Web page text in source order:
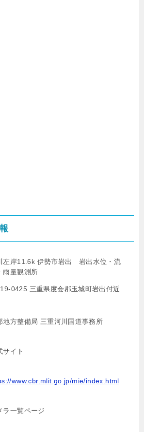
左岸11.6k 伊勢市岩出 岩出水位・流
雨量観測所
0425 三重県度会郡玉城町岩出付近
地方整備局 三重河川国道事務所
サイト
www.cbr.mlit.go.jp/mie/index.html
ラ一覧ページ